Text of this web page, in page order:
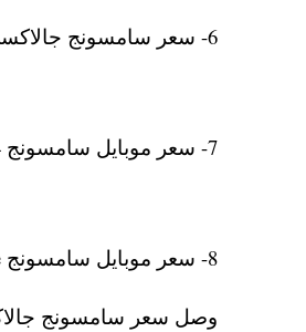
6- سعر سامسونج جالاكسي Galaxy J1 في مصر حوالي 950 جنيهًا.
7- سعر موبايل سامسونج Galaxy ace 4 في مصر 2016 وصل الي 900 جنيه.
8- سعر موبايل سامسونج Galaxy core Prime في مصر 2016
وصل سعر سامسونج جالاكسي كور